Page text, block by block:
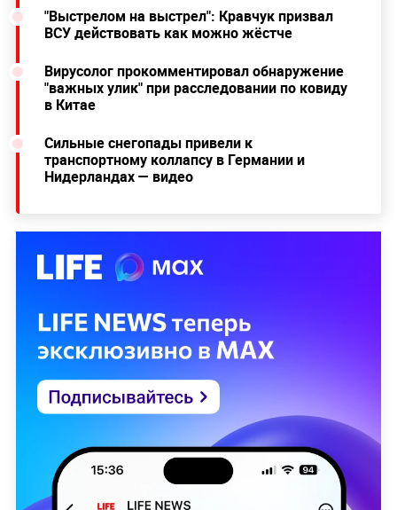
"Выстрелом на выстрел": Кравчук призвал
ВСУ действовать как можно жёстче
Вирусолог прокомментировал обнаружение
"важных улик" при расследовании по ковиду
в Китае
Сильные снегопады привели к
транспортному коллапсу в Германии и
Нидерландах — видео